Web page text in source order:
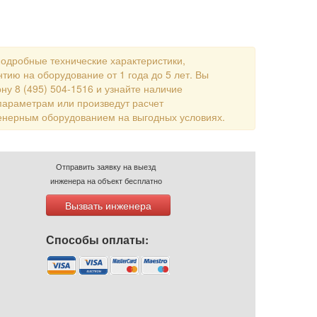
технические характеристики,
на оборудование от 1 года до 5 лет. Вы
8 (495) 504-1516 и узнайте наличие
или произведут расчет
оборудованием на выгодных условиях.
Отправить заявку на выезд
инженера на объект бесплатно
Вызвать инженера
Способы оплаты: